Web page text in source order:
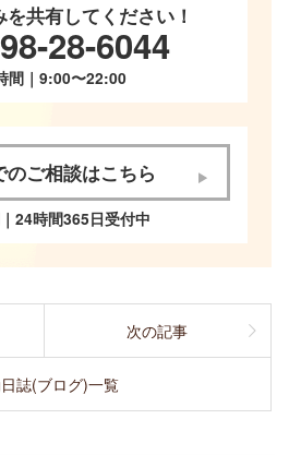
共有してください！
28-6044
間｜9:00〜22:00
のご相談はこちら
24時間365日受付中
誌(ブログ)一覧
次の記事